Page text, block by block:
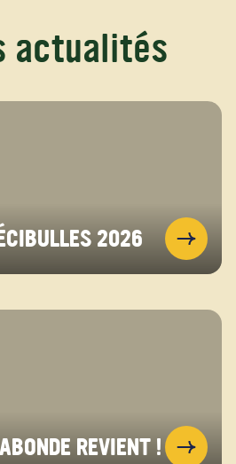
actualités
2026
REVIENT !